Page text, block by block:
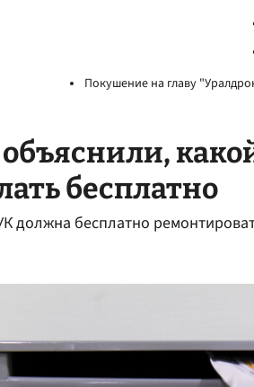
Покушение на главу
бесплатно
должна бесплатно